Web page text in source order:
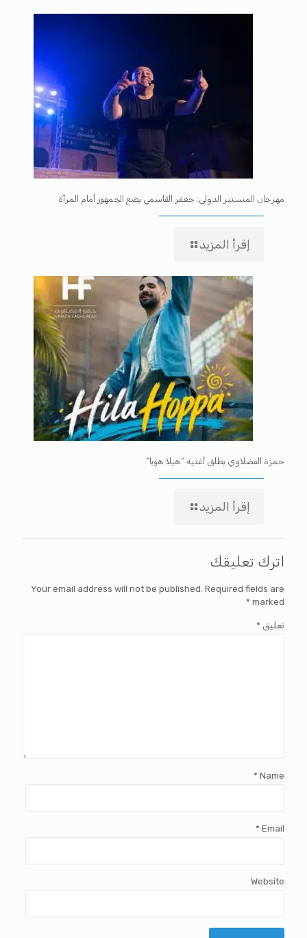
مهرجان المنستير الدولي: جعفر القاسمي يضع الجمهور أمام المرآة
إقرأ المزيد
حمزة الفضلاوي يطلق أغنية “هيلا هوبا”
إقرأ المزيد
اترك تعليقك
Your email address will not be published. Required fields are
marked
*
تعليق *
Name
*
Email
*
Website